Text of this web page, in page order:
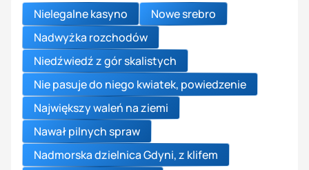
Nielegalne kasyno
Nowe srebro
Nadwyżka rozchodów
Niedźwiedź z gór skalistych
Nie pasuje do niego kwiatek, powiedzenie
Największy waleń na ziemi
Nawał pilnych spraw
Nadmorska dzielnica Gdyni, z klifem